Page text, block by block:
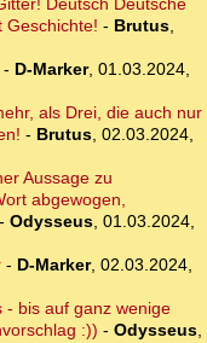
Deutsch Deutsche
Geschichte! - Brutus,
- D-Marker, 01.03.2024,
als Drei, die auch nur
- Brutus, 02.03.2024,
Aussage zu
abgewogen,
- Odysseus, 01.03.2024,
- D-Marker, 02.03.2024,
- bis auf ganz wenige
:)) - Odysseus,